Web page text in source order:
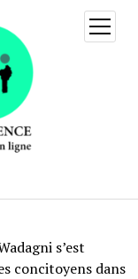
ouvrir
menu
s’est
concitoyens dans